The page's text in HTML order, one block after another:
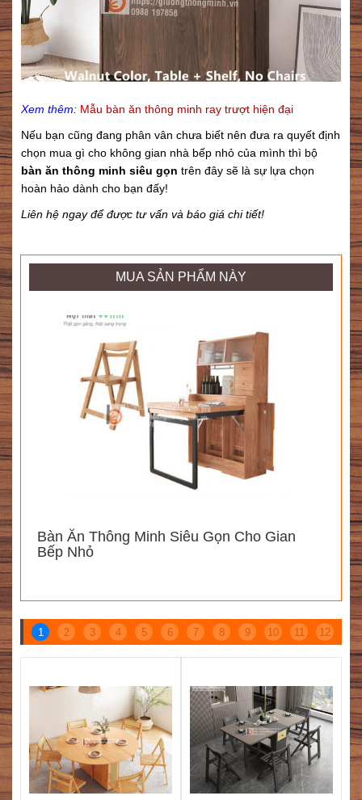
Xem thêm: Mẫu bàn ăn thông minh ray trượt hiện đại
Nếu bạn cũng đang phân vân chưa biết nên đưa ra quyết định
chọn mua gì cho không gian nhà bếp nhỏ của mình thì bộ
bàn ăn thông minh siêu gọn trên đây sẽ là sự lựa chọn
hoàn hảo dành cho bạn đấy!
Liên hệ ngay để được tư vấn và báo giá chi tiết!
MUA SẢN PHẨM NÀY
Bàn Ăn Thông Minh Siêu Gọn Cho Gian
Bếp Nhỏ
SẢN PHẨM CÙNG DANH MỤC
1 2 3 4 5 6 7 8 9 10 11 12